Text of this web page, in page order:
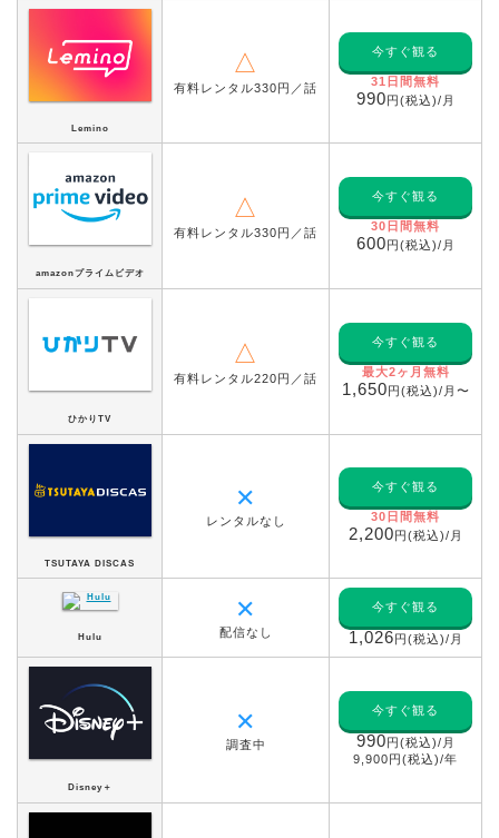
Lemino
△
有料レンタル330円／話
今すぐ観る
31日間無料
990 円(税込)/月
amazonプライムビデオ
△
有料レンタル330円／話
今すぐ観る
30日間無料
600 円(税込)/月
ひかりTV
△
有料レンタル220円／話
今すぐ観る
最大2ヶ月無料
1,650 円(税込)/月〜
TSUTAYA DISCAS
✕
レンタルなし
今すぐ観る
30日間無料
2,200 円(税込)/月
Hulu
✕
配信なし
今すぐ観る
1,026 円(税込)/月
Disney＋
✕
調査中
今すぐ観る
990 円(税込)/月
9,900円(税込)/年